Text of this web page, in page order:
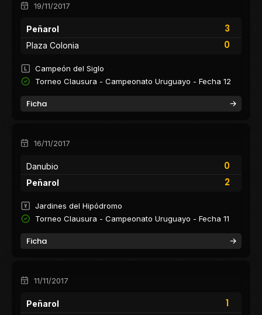
19/11/2017
Peñarol
3
0
Plaza Colonia
Campeón del Siglo
Torneo Clausura - Campeonato Uruguayo - Fecha 12
Ficha
16/11/2017
Danubio
0
2
Peñarol
Jardines del Hipódromo
Torneo Clausura - Campeonato Uruguayo - Fecha 11
Ficha
11/11/2017
Peñarol
1